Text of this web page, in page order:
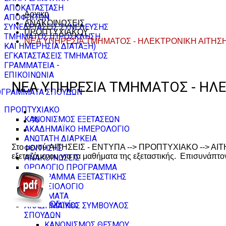
ΑΠΟΚΑΤΑΣΤΑΣΗ
ΑΠΟΦΟΙΤΩΝ
ΣΥΝΕΔΡΙΑΣΕΙΣ ΣΥΝΕΛΕΥΣΗΣ
ΤΜΗΜΑΤΟΣ (ΠΡΟΣΚΛΗΣΗ
ΚΑΙ ΗΜΕΡΗΣΙΑ ΔΙΑΤΑΞΗ)
ΕΓΚΑΤΑΣΤΑΣΕΙΣ ΤΜΗΜΑΤΟΣ
ΓΡΑΜΜΑΤΕΙΑ -
ΕΠΙΚΟΙΝΩΝΙΑ
ΣΠΟΥΔΩΝ
ΠΡΟΠΤΥΧΙΑΚΟ
ΚΑΝΟΝΙΣΜΟΣ ΕΞΕΤΑΣΕΩΝ
ΑΚΑΔΗΜΑΪΚΟ ΗΜΕΡΟΛΟΓΙΟ
ΑΝΩΤΑΤΗ ΔΙΑΡΚΕΙΑ
ΦΟΙΤΗΣΗΣ
ΑΝΑΚΟΙΝΩΣΕΙΣ
ΩΡΟΛΟΓΙΟ ΠΡΟΓΡΑΜΜΑ
ΠΡΟΓΡΑΜΜΑ ΕΞΕΤΑΣΤΙΚΗΣ
ΑΙΘΟΥΣΙΟΛΟΓΙΟ
ΜΑΘΗΜΑΤΑ
ΑΚΑΔΗΜΑΪΚΟΣ ΣΥΜΒΟΥΛΟΣ
ΣΠΟΥΔΩΝ
Αρχική
ΑΝΑΚΟΙΝΩΣΕΙΣ
ΠΡΟΠΤΥΧΙΑΚΟΥ
ΝΕΑ ΥΠΗΡΕΣΙΑ ΤΜΗΜΑΤΟΣ - ΗΛΕΚΤΡΟΝΙΚΗ
ΝΕΑ ΥΠΗΡΕΣΙΑ ΤΜΗΜΑΤΟΣ -
Στο μενού ΑΙΤΗΣΕΙΣ - ΕΝΤΥΠΑ --> ΠΡΟΠΤΥΧΙΑΚΟ -->
εξεταζόμενου για τα μαθήματα της εξεταστικής.
Οδηγίες